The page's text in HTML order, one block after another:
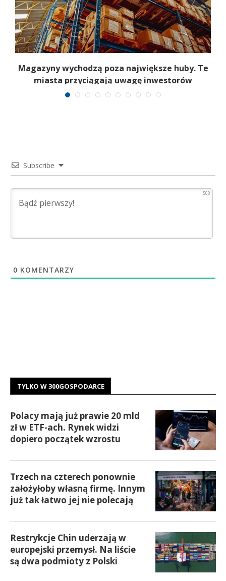
Magazyny wychodzą poza największe huby. Te
miasta przyciągają uwagę inwestorów
Subscribe
500
0 KOMENTARZY
TYLKO W 300GOSPODARCE
Polacy mają już prawie 20 mld
zł w ETF-ach. Rynek widzi
dopiero początek wzrostu
Trzech na czterech ponownie
założyłoby własną firmę. Innym
już tak łatwo jej nie polecają
Restrykcje Chin uderzają w
europejski przemysł. Na liście
są dwa podmioty z Polski